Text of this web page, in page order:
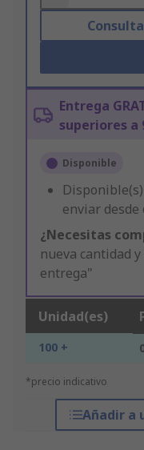
Entrega
superiores a
Disponible
Disponible(s)
enviar
¿Necesitas
nueva cantidad
entrega"
Unidad(es)
100 +
*precio indicativo
Añadir a